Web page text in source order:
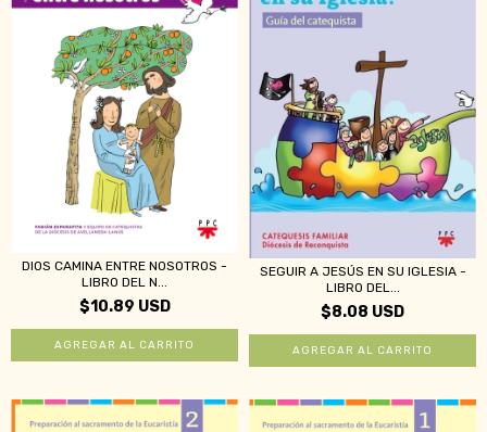
DIOS CAMINA ENTRE NOSOTROS -
LIBRO DEL N...
$10.89 USD
SEGUIR A JESÚS EN SU IGLESIA -
LIBRO DEL...
$8.08 USD